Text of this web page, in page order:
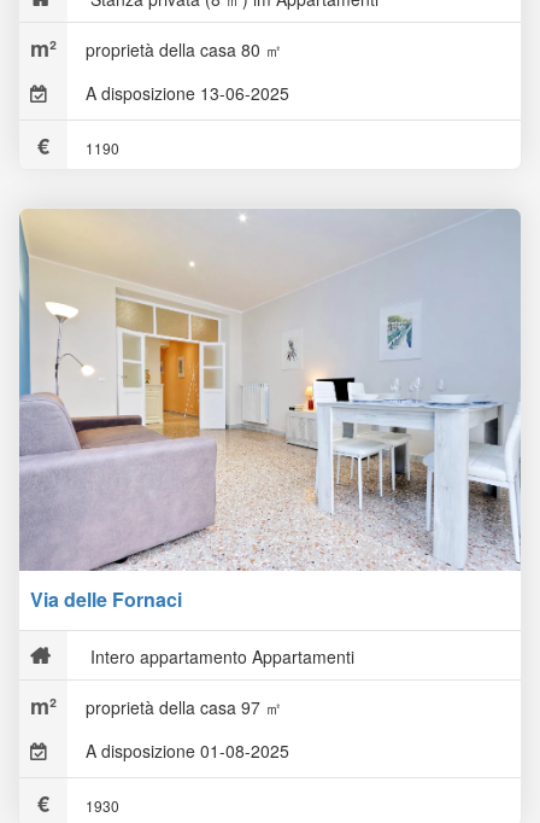
proprietà della casa 80 ㎡
A disposizione 13-06-2025
1190
Via delle Fornaci
Intero appartamento Appartamenti
proprietà della casa 97 ㎡
A disposizione 01-08-2025
1930